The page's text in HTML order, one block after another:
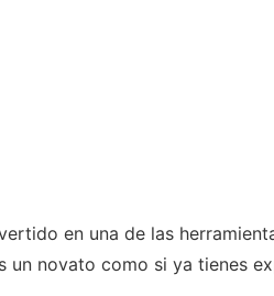
en una de las
novato como si ya tienes